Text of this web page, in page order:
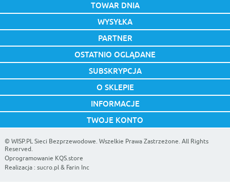
TOWAR DNIA
WYSYŁKA
PARTNER
OSTATNIO OGLĄDANE
SUBSKRYPCJA
O SKLEPIE
INFORMACJE
TWOJE KONTO
© WISP.PL Sieci Bezprzewodowe. Wszelkie Prawa Zastrzeżone. All Rights
Reserved.
Oprogramowanie KQS.store
Realizacja : sucro.pl& Farin Inc